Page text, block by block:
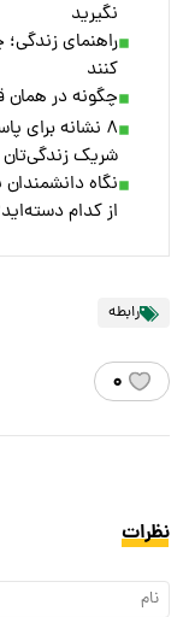
نگیرید
راهنمای زندگی؛
کنند
چگونه در همان
۸ نشانه برای
شریک‌
نگاه
از کدام
رابطه
۰
نظرات